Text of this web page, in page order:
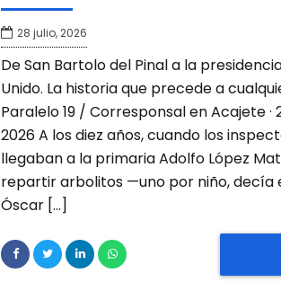
28 julio, 2026
De San Bartolo del Pinal a la
Unido. La historia que precede a
Paralelo 19 / Corresponsal en Acajete ·
2026 A los diez años, cuando los
llegaban a la primaria Adolfo López
repartir arbolitos —uno por niño,
Óscar […]